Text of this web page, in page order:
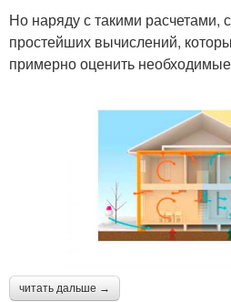
Но наряду с такими расчетами,
простейших вычислений,
примерно оценить
читать дальше →